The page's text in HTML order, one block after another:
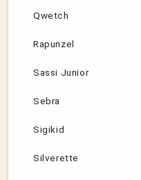
Qwetch
Rapunzel
Sassi Junior
Sebra
Sigikid
Silverette